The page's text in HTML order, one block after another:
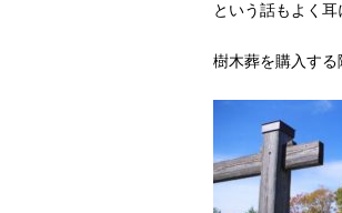
という話もよく耳
樹木葬を購入する